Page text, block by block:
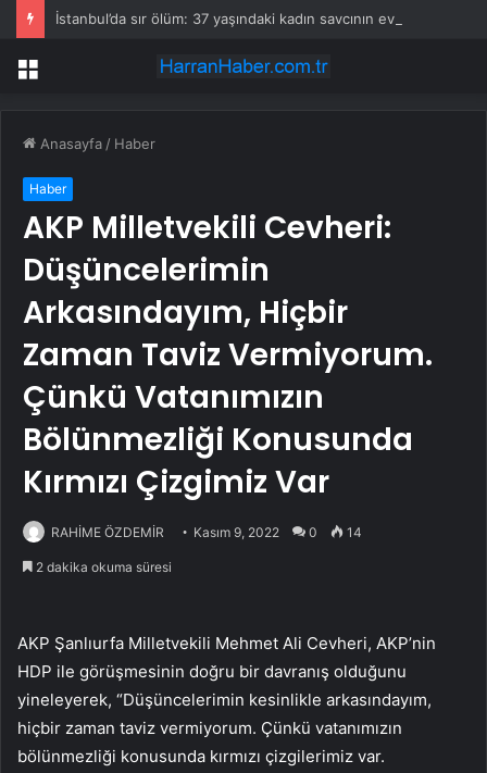
Menü
Anasayfa / Haber
Haber
AKP Milletvekili Cevheri:
Düşüncelerimin
Arkasındayım, Hiçbir
Zaman Taviz Vermiyorum.
Çünkü Vatanımızın
Bölünmezliği Konusunda
Kırmızı Çizgimiz Var
RAHİME ÖZDEMİR Kasım 9, 2022 0 14
2 dakika okuma süresi
AKP Şanlıurfa Milletvekili Mehmet Ali Cevheri, AKP’nin
HDP ile görüşmesinin doğru bir davranış olduğunu
yineleyerek, “Düşüncelerimin kesinlikle arkasındayım,
hiçbir zaman taviz vermiyorum. Çünkü vatanımızın
bölünmezliği konusunda kırmızı çizgilerimiz var.